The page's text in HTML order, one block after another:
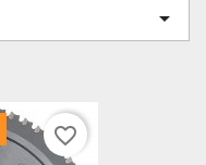

favorite_border